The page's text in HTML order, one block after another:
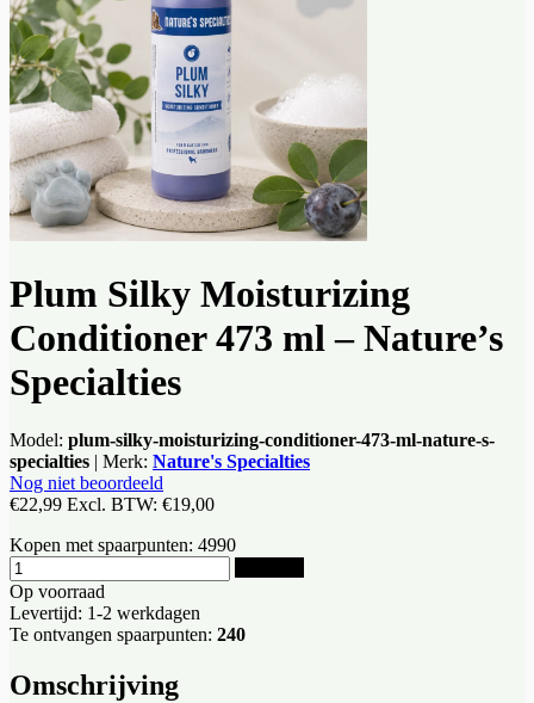
Plum Silky Moisturizing
Conditioner 473 ml – Nature’s
Specialties
Model: plum-silky-moisturizing-conditioner-473-ml-nature-s-
specialties | Merk: Nature's Specialties
Nog niet beoordeeld
€22,99 Excl. BTW: €19,00
Kopen met spaarpunten: 4990
Op voorraad
Levertijd: 1-2 werkdagen
Te ontvangen spaarpunten: 240
Omschrijving